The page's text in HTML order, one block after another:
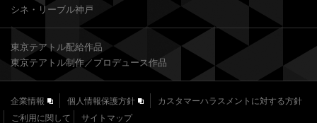
シネ・リーブル神戸
東京テアトル配給作品
東京テアトル制作／プロデュース作品
企業情報 個人情報保護方針
カスタマーハラスメントに対する方針
ご利用に関して
サイトマップ